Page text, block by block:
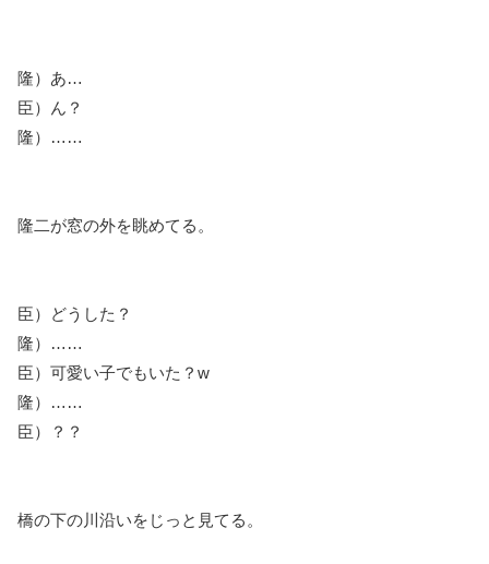
隆）あ…
臣）ん？
隆）……
隆二が窓の外を眺めてる。
臣）どうした？
隆）……
臣）可愛い子でもいた？w
隆）……
臣）？？
橋の下の川沿いをじっと見てる。